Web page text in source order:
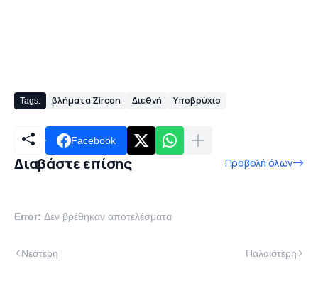
Tags: βλήματα Zircon Διεθνή Υποβρύχιο
Facebook
Διαβάστε επίσης Προβολή όλων
Error: Δεν βρέθηκαν αποτελέσματα
Νεότερη Παλαιότερη